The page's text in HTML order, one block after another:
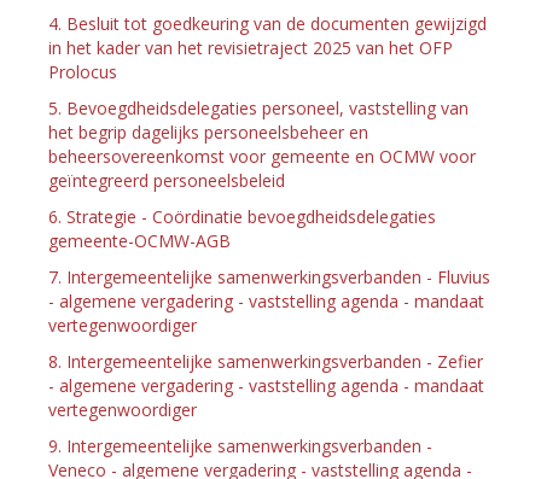
4. Besluit tot goedkeuring van de documenten gewijzigd
in het kader van het revisietraject 2025 van het OFP
Prolocus
5. Bevoegdheidsdelegaties personeel, vaststelling van
het begrip dagelijks personeelsbeheer en
beheersovereenkomst voor gemeente en OCMW voor
geïntegreerd personeelsbeleid
6. Strategie - Coördinatie bevoegdheidsdelegaties
gemeente-OCMW-AGB
7. Intergemeentelijke samenwerkingsverbanden - Fluvius
- algemene vergadering - vaststelling agenda - mandaat
vertegenwoordiger
8. Intergemeentelijke samenwerkingsverbanden - Zefier
- algemene vergadering - vaststelling agenda - mandaat
vertegenwoordiger
9. Intergemeentelijke samenwerkingsverbanden -
Veneco - algemene vergadering - vaststelling agenda -